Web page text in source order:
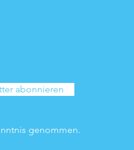
abonnieren
genommen.